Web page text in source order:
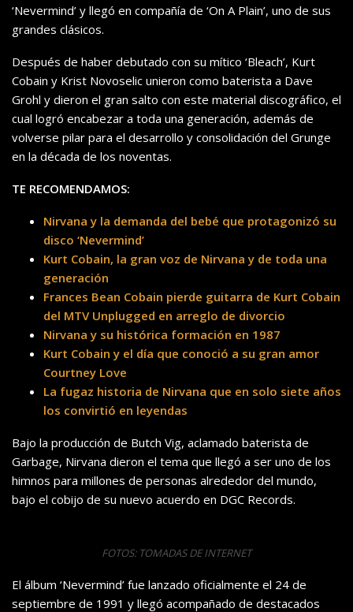
‘Nevermind’ y llegó en compañía de ‘On A Plain’, uno de sus
grandes clásicos.
Después de haber debutado con su mítico ‘Bleach’, Kurt
Cobain y Krist Novoselic unieron como baterista a Dave
Grohl y dieron el gran salto con este material discográfico, el
cual logró encabezar a toda una generación, además de
volverse pilar para el desarrollo y consolidación del Grunge
en la década de los noventas.
TE RECOMENDAMOS:
Nirvana y la demanda del bebé que protagonizó su
disco ‘Nevermind’
Kurt Cobain, la gran voz de Nirvana y de toda una
generación
Frances Bean Cobain pierde guitarra de Kurt Cobain
del MTV Unplugged en arreglo de divorcio
Nirvana y su histórica formación en 1987
Kurt Cobain y el día que conoció a su gran amor
Courtney Love
La fugaz historia de Nirvana que en solo siete años
los convirtió en leyendas
Bajo la producción de Butch Vig, aclamado baterista de
Garbage, Nirvana dieron el tema que llegó a ser uno de los
himnos para millones de personas alrededor del mundo,
bajo el cobijo de su nuevo acuerdo en DGC Records.
FOTOS: TOMADAS DE INTERNET
El álbum ‘Nevermind’ fue lanzado oficialmente el 24 de
septiembre de 1991 y llegó acompañado de destacados